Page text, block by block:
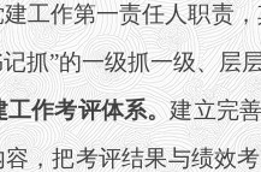
工作第一责任人职责
抓”的一级抓一级、层
工作考评体系。建立完
，把考评结果与绩效